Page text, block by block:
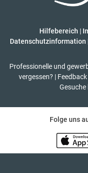
Hilfebereich |
Datenschutzinformation
Professionelle und
vergessen? | Feedback
Gesuche
Folge uns